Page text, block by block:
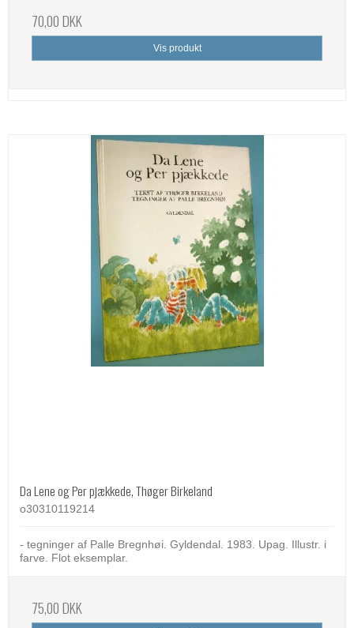
70,00 DKK
Vis produkt
Da Lene og Per pjækkede, Thøger Birkeland
o30310119214
- tegninger af Palle Bregnhøi. Gyldendal. 1983. Upag. Illustr. i
farve. Flot eksemplar.
75,00 DKK